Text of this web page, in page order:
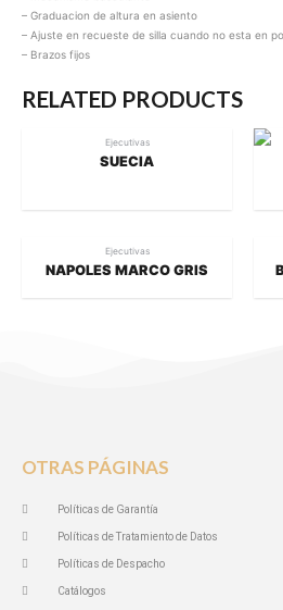
– Graduacion de altura en asiento
– Ajuste en recueste de silla cuando no esta en
– Brazos fijos
RELATED PRODUCTS
Ejecutivas
SUECIA
Ejecutivas
NAPOLES MARCO GRIS
OTRAS PÁGINAS
Políticas de Garantía
Políticas de Tratamiento de Datos
Políticas de Despacho
Catálogos